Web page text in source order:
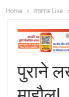
Home लखनऊ Live
पुराने